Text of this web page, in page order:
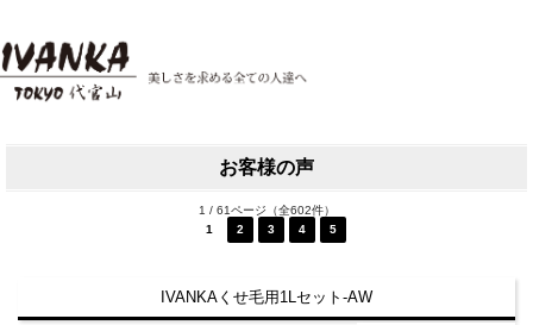
お客様の声
1 / 61ページ（全602件）
1
2 3 4 5
IVANKAくせ毛用1Lセット-AW